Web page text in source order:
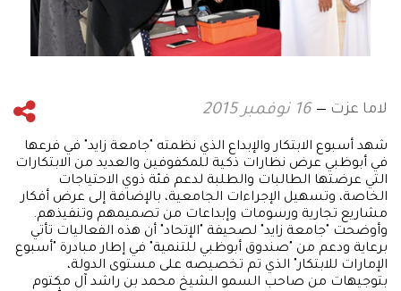
لاما عزت 16 نوفمبر 2015
شهد أسبوع الابتكار والإبداع الذي نظمته "جامعة زايد" في فرعها
في أبوظبي عرض نظارات ذكية للمكفوفين والعديد من الابتكارات
التي عرضتها الطالبات والطلبة لدعم فئة ذوي الاحتياجات
الخاصة، وتسهيل الإجراءات الجامعية، بالإضافة إلى عرض أفكار
مشاريع تجارية ورسومات وإبداعات من تصميمهم وتنفيذهم.
وأوضحت "جامعة زايد" لصحيفة "الإتحاد" أن هذه الفعاليات تأتي
برعاية ودعم من "صندوق أبوظبي للتنمية" في إطار مبادرة "أسبوع
الإمارات للابتكار" الذي تم تخصيصه على مستوى الدولة،
بتوجيهات من صاحب السمو الشيخ محمد بن راشد آل مكتوم